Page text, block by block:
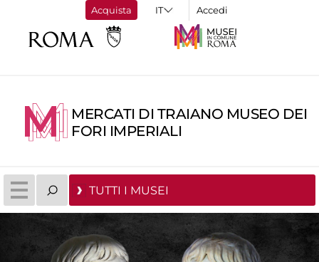
Acquista Accedi
MERCATI DI TRAIANO MUSEO DEI
FORI IMPERIALI
TUTTI I MUSEI